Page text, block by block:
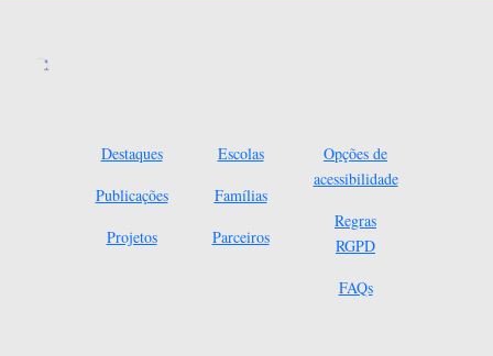
Destaques
Publicações
Projetos
Escolas
Famílias
Parceiros
Opções de
acessibilidade
Regras
RGPD
FAQs